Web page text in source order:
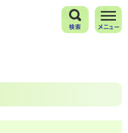
検索 メニュー